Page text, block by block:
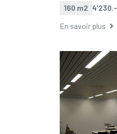
160 m2 4'230.-
En savoir plus